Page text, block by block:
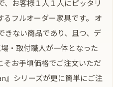
、お客様１人１人にピッタリ
るフルオーダー家具です。 オ
きない商品であり、且つ、デ
・取付職人が一体となった
お手頃価格でご注文いただ
』シリーズが更に簡単にご注